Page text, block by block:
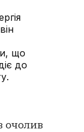
що
до
очолив